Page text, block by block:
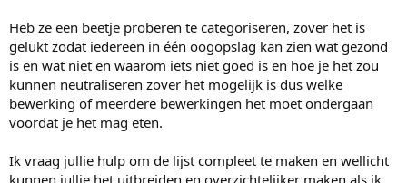
Heb ze een beetje proberen te categoriseren, zover het is
gelukt zodat iedereen in één oogopslag kan zien wat gezond
is en wat niet en waarom iets niet goed is en hoe je het zou
kunnen neutraliseren zover het mogelijk is dus welke
bewerking of meerdere bewerkingen het moet ondergaan
voordat je het mag eten.
Ik vraag jullie hulp om de lijst compleet te maken en wellicht